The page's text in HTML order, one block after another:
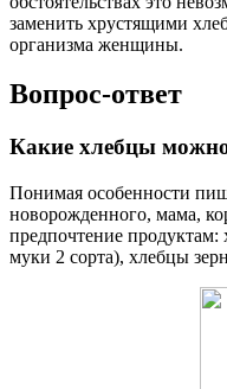
заменить хрустящими
организма женщины.
Вопрос-ответ
Какие хлебцы
Понимая особенности
новорожденного, мама,
предпочтение
муки 2 сорта), хлебцы